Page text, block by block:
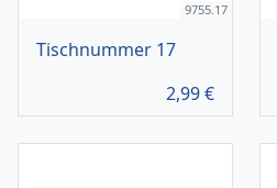
9755.17
Tischnummer 17
2,99€